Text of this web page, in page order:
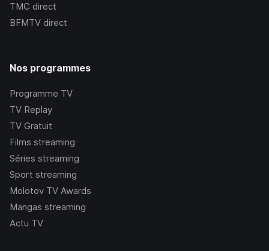
TMC direct
BFMTV direct
Nos programmes
Programme TV
TV Replay
TV Gratuit
Films streaming
Séries streaming
Sport streaming
Molotov TV Awards
Mangas streaming
Actu TV